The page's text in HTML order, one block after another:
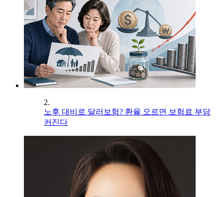
2.
노후 대비로 달러보험? 환율 오르면 보험료 부담
커진다